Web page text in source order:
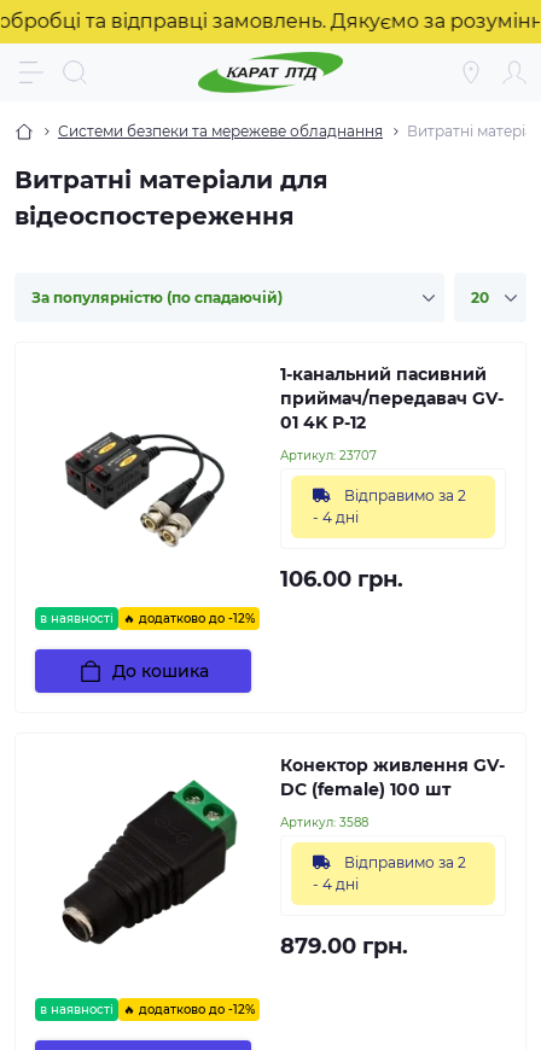
та відправці замовлень. Дякуємо за розуміння! ❤️
Системи безпеки та мережеве обладнання Витратні
Витратні матеріали для
відеоспостереження
в наявності 🔥 додатково до -12%
1-канальний пасивний
приймач/передавач GV-
01 4K P-12
Артикул: 23707
Відправимо за 2
- 4 дні
106.00 грн.
До кошика
в наявності 🔥 додатково до -12%
Конектор живлення GV-
DC (female) 100 шт
Артикул: 3588
Відправимо за 2
- 4 дні
879.00 грн.